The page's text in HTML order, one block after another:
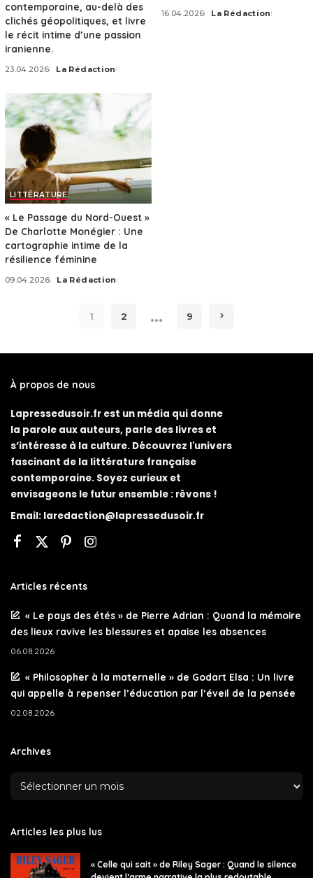
contemporaine, au-delà des
clichés géopolitiques, et livre
le récit intime d’une passion
iranienne.
23.04.2026
Posted
La Rédaction
16.04.2026
Posted
La Rédaction
LITTÉRATURE
« Le Passage du Nord-Ouest »
De Charlotte Monégier : Une
cartographie intime de la
résilience féminine
09.04.2026
Posted
La Rédaction
1 2 … 9
À propos de nous
Lapressedusoir.fr est un média qui donne
la parole aux auteurs, parle des livres et
s’intéresse à la culture. Découvrez l'univers
fascinant de la littérature française
contemporaine. Soyez curieux et
envisageons le futur ensemble : rêvons !
Email: laredaction@lapressedusoir.fr
Articles récents
« Le pays des étés » de Pierre Adrian : Quand la mémoire
des lieux ravive les blessures et apaise les absences
06.08.2026
« Philosopher à la maternelle » de Godart Elsa : Un livre
qui appelle à repenser l’éducation par l’éveil de la pensée
02.08.2026
Archives
Articles les plus lus
« Celle qui sait » de Riley Sager : Quand le silence